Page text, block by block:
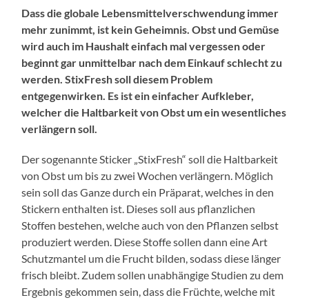
Dass die globale Lebensmittelverschwendung immer
mehr zunimmt, ist kein Geheimnis. Obst und Gemüse
wird auch im Haushalt einfach mal vergessen oder
beginnt gar unmittelbar nach dem Einkauf schlecht zu
werden. StixFresh soll diesem Problem
entgegenwirken. Es ist ein einfacher Aufkleber,
welcher die Haltbarkeit von Obst um ein wesentliches
verlängern soll.
Der sogenannte Sticker „StixFresh“ soll die Haltbarkeit
von Obst um bis zu zwei Wochen verlängern. Möglich
sein soll das Ganze durch ein Präparat, welches in den
Stickern enthalten ist. Dieses soll aus pflanzlichen
Stoffen bestehen, welche auch von den Pflanzen selbst
produziert werden. Diese Stoffe sollen dann eine Art
Schutzmantel um die Frucht bilden, sodass diese länger
frisch bleibt. Zudem sollen unabhängige Studien zu dem
Ergebnis gekommen sein, dass die Früchte, welche mit